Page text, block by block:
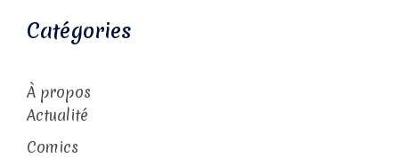
Catégories
À propos
Actualité
Comics